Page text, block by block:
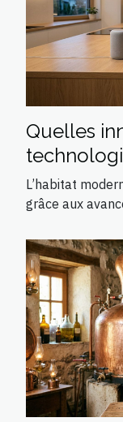
Quelles
l'habitat
L’habitat
grâce aux